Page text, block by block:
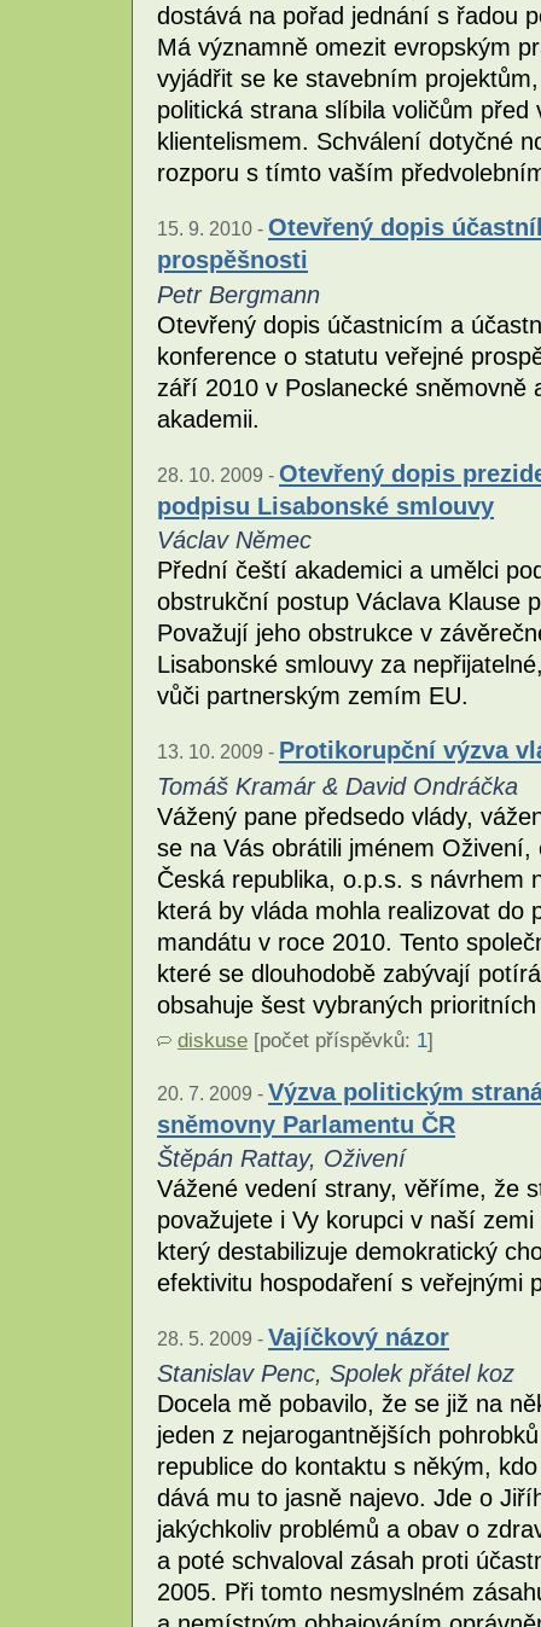
dostává na pořad jednání s řadou
Má významně omezit evropským
vyjádřit se ke stavebním
politická strana slíbila voličům
klientelismem. Schválení dotyčné
rozporu s tímto vaším
15. 9. 2010 - Otevřený dopis
prospěšnosti
Petr Bergmann
Otevřený dopis účastnicím a
konference o statutu veřejné
září 2010 v Poslanecké sněmovně
akademii.
28. 10. 2009 - Otevřený dopis
podpisu Lisabonské smlouvy
Václav Němec
Přední čeští akademici a umělci
obstrukční postup Václava Klause
Považují jeho obstrukce v
Lisabonské smlouvy za
vůči partnerským zemím EU.
13. 10. 2009 - Protikorupční výzva
Tomáš Kramár & David Ondráčka
Vážený pane předsedo vlády,
se na Vás obrátili jménem
Česká republika, o.p.s. s návrhem
která by vláda mohla realizovat do
mandátu v roce 2010. Tento
které se dlouhodobě zabývají
obsahuje šest vybraných
diskuse [počet příspěvků: 1]
20. 7. 2009 - Výzva politickým
sněmovny Parlamentu ČR
Štěpán Rattay, Oživení
Vážené vedení strany, věříme, že
považujete i Vy korupci v naší
který destabilizuje demokratický
efektivitu hospodaření s veřejnými
28. 5. 2009 - Vajíčkový názor
Stanislav Penc, Spolek přátel koz
Docela mě pobavilo, že se již na
jeden z nejarogantnějších
republice do kontaktu s někým,
dává mu to jasně najevo. Jde o
jakýchkoliv problémů a obav o
a poté schvaloval zásah proti
2005. Při tomto nesmyslném